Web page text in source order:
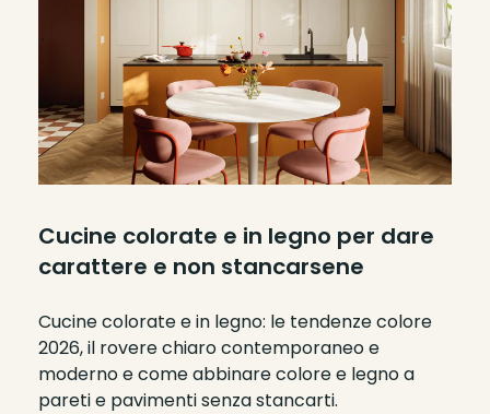
Cucine colorate e in legno per dare
carattere e non stancarsene
Cucine colorate e in legno: le tendenze colore
2026, il rovere chiaro contemporaneo e
moderno e come abbinare colore e legno a
pareti e pavimenti senza stancarti.